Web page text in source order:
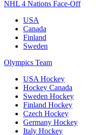
NHL 4 Nations Face-Off
USA
Canada
Finland
Sweden
Olympics Team
USA Hockey
Hockey Canada
Sweden Hockey
Finland Hockey
Czech Hockey
Germany Hockey
Italy Hockey